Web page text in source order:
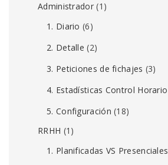
Administrador(1)
1. Diario (6)
2. Detalle (2)
3. Peticiones de fichajes (3)
4. Estadísticas Control Horario
5. Configuración (18)
RRHH (1)
1. Planificadas VS Presenciales